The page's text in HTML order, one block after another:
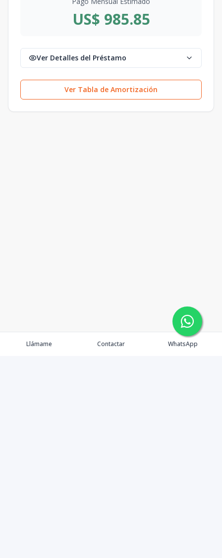
US$ 985.85
Ver Detalles del Préstamo
Ver Tabla de Amortización
Llámame Contactar WhatsApp